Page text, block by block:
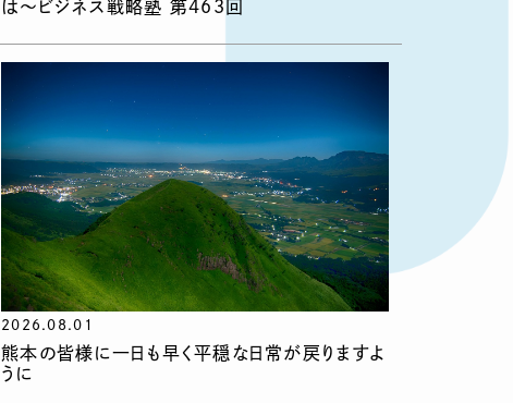
は〜ビジネス戦略塾 第463回
2026.08.01
熊本の皆様に一日も早く平穏な日常が戻りますよ
うに